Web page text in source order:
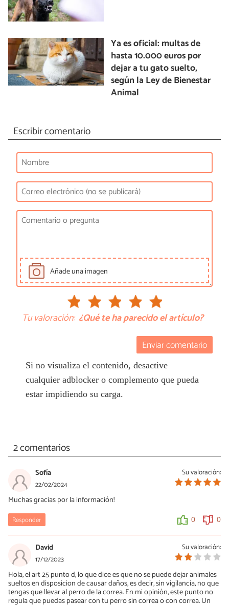
Ya es oficial: multas de
hasta 10.000 euros por
dejar a tu gato suelto,
según la Ley de Bienestar
Animal
Escribir comentario
Añade una imagen
Tu valoración: ¿Qué te ha parecido el artículo?
Enviar comentario
Si no visualiza el contenido, desactive
cualquier adblocker o complemento que pueda
estar impidiendo su carga.
2 comentarios
Su valoración:
Sofía
22/02/2024
Muchas gracias por la información!
Responder 0 0
Su valoración:
David
17/12/2023
Hola, el art 25 punto d, lo que dice es que no se puede dejar animales
sueltos en disposicion de causar daños, es decir, sin vigilancia, no que
tengas que llevar al perro de la correa. En mi opinión, este punto no
regula que puedas pasear con tu perro sin correa o con correa. Un